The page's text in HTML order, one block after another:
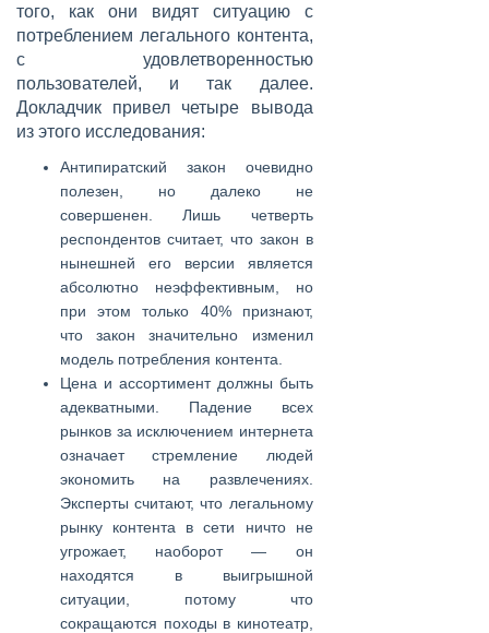
того, как они видят ситуацию с
потреблением легального контента,
с удовлетворенностью
пользователей, и так далее.
Докладчик привел четыре вывода
из этого исследования:
Антипиратский закон очевидно
полезен, но далеко не
совершенен. Лишь четверть
респондентов считает, что закон в
нынешней его версии является
абсолютно неэффективным, но
при этом только 40% признают,
что закон значительно изменил
модель потребления контента.
Цена и ассортимент должны быть
адекватными. Падение всех
рынков за исключением интернета
означает стремление людей
экономить на развлечениях.
Эксперты считают, что легальному
рынку контента в сети ничто не
угрожает, наоборот — он
находятся в выигрышной
ситуации, потому что
сокращаются походы в кинотеатр,